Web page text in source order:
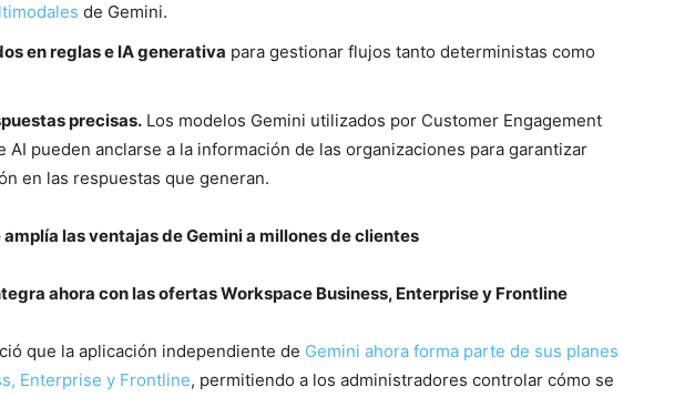
de Gemini.
en reglas e IA generativa para gestionar flujos tanto deterministas como
precisas. Los modelos Gemini utilizados por Customer Engagement
AI pueden anclarse a la información de las organizaciones para garantizar
en las respuestas que generan.
las ventajas de Gemini a millones de clientes
ahora con las ofertas Workspace Business, Enterprise y Frontline
que la aplicación independiente de Gemini ahora forma parte de sus planes
Enterprise y Frontline, permitiendo a los administradores controlar cómo se